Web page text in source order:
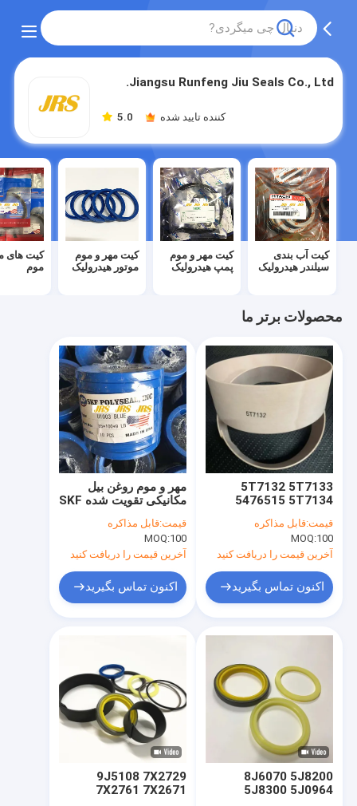
Jiangsu Runfeng Jiu Seals Co., Ltd.
5.0 کننده تایید شده
کیت آب بندی
سیلندر هیدرولیک
کیت مهر و موم
پمپ هیدرولیک
کیت مهر و موم
موتور هیدرولیک
کیت های
موم
محصولات برتر ما
مهر و موم روغن بیل
مکانیکی تقویت شده SKF
سیلندر هیدرولیک
قیمت:قابل مذاکره
MOQ:100
آخرین قیمت را دریافت کنید
اکنون تماس بگیرید
5T7132 5T7133
5476515 5T7134
5T7132 5T7133
5T7134 5T7130
5T7136 5T713
قیمت:قابل مذاکره
MOQ:100
آخرین قیمت را دریافت کنید
اکنون تماس بگیرید
9J5108 7X2729
7X2761 7X2671
8J6070 5J8200
5J8300 5J0964